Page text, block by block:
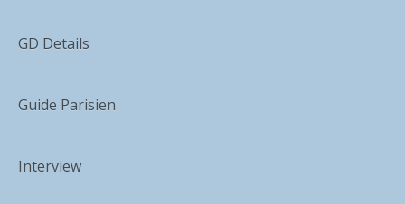
GD Details
Guide Parisien
Interview